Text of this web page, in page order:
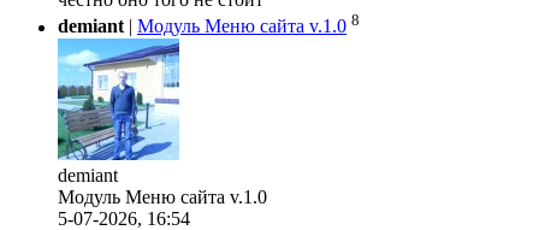
demiant| Модуль Меню сайта v.1.0 8
demiant
Модуль Меню сайта v.1.0
5-07-2026, 16:54